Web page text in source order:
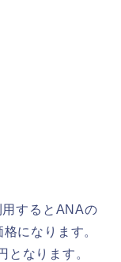
するとANAの
になります。
なります。